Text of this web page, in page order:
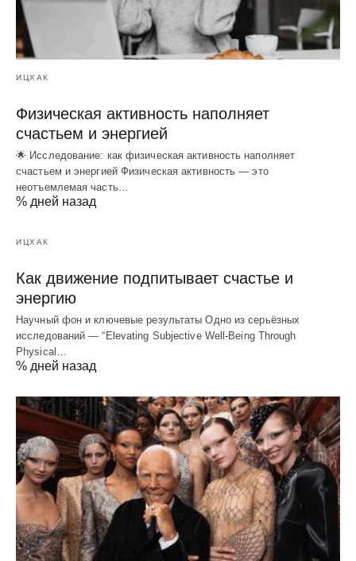
ИЦХАК
Физическая активность наполняет
счастьем и энергией
🌟 Исследование: как физическая активность наполняет
счастьем и энергией Физическая активность — это
неотъемлемая часть…
% дней назад
ИЦХАК
Как движение подпитывает счастье и
энергию
Научный фон и ключевые результаты Одно из серьёзных
исследований — “Elevating Subjective Well‑Being Through
Physical…
% дней назад